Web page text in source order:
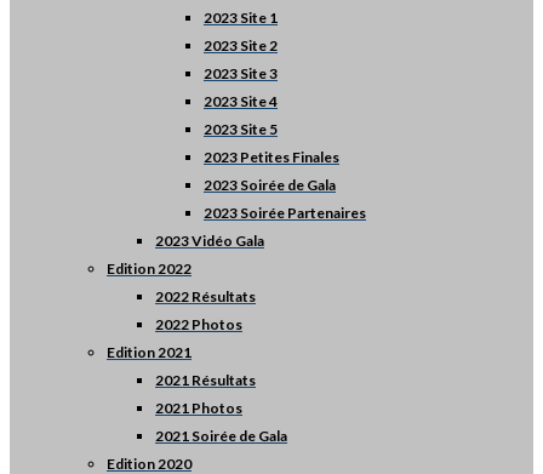
2023 Site 1
2023 Site 2
2023 Site 3
2023 Site 4
2023 Site 5
2023 Petites Finales
2023 Soirée de Gala
2023 Soirée Partenaires
2023 Vidéo Gala
Edition 2022
2022 Résultats
2022 Photos
Edition 2021
2021 Résultats
2021 Photos
2021 Soirée de Gala
Edition 2020